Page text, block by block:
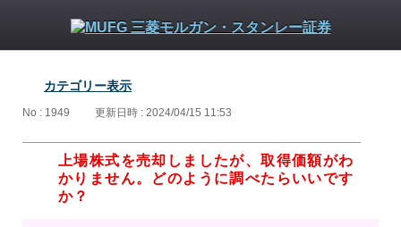
カテゴリー表示
No : 1949 更新日時 : 2024/04/15 11:53
上場株式を売却しましたが、取得価額がわ
かりません。どのように調べたらいいです
か？